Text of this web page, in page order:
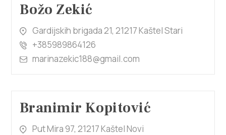
Božo Zekić
Gardijskih brigada 21, 21217 Kaštel Stari
+385989864126
marinazekic188@gmail.com
Branimir Kopitović
Put Mira 97, 21217 Kaštel Novi